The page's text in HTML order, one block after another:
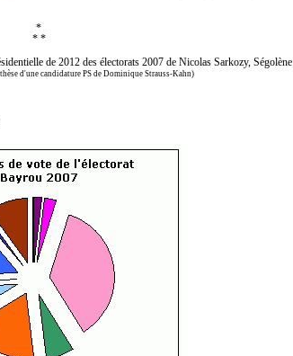
*
* *
de 2012 des électorats 2007 de Nicolas Sarkozy, Ségolène
d'une candidature PS de Dominique Strauss-Kahn)